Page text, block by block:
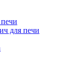
для печи